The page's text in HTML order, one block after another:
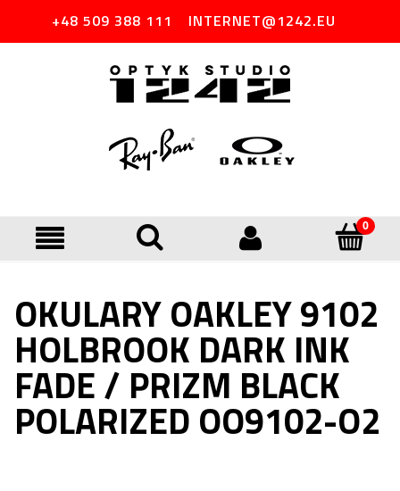
+48 509 388 111 INTERNET@1242.EU
OKULARY OAKLEY 9102
HOLBROOK DARK INK
FADE / PRIZM BLACK
POLARIZED OO9102-O2